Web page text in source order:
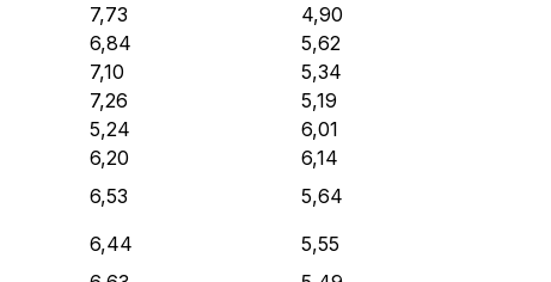
7,73 4,90
6,84 5,62
7,10 5,34
7,26 5,19
5,24 6,01
6,20 6,14
6,53 5,64
6,44 5,55